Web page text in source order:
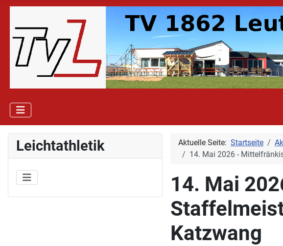
Leichtathletik Aktuelle Seite: Startseite
14. Mai 2026 -
14. Mai
Katzwang